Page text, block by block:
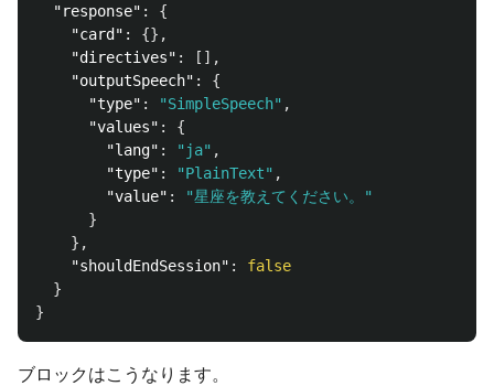
"response" :
{
"card" :
{},
"directives" :
[],
"outputSpeech" :
{
"type" : "SimpleSpeech" ,
"values" :
{
"lang" : "ja" ,
"type" : "PlainText" ,
"value" :
"星座を教えてください。"
}
},
"shouldEndSession" :
false
}
}
ブロックはこうなります。